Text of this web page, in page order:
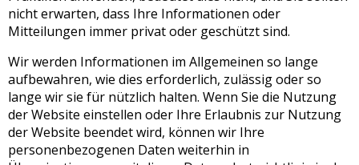
nicht erwarten, dass Ihre Informationen oder
Mitteilungen immer privat oder geschützt sind.
Wir werden Informationen im Allgemeinen so lange
aufbewahren, wie dies erforderlich, zulässig oder so
lange wir sie für nützlich halten. Wenn Sie die Nutzung
der Website einstellen oder Ihre Erlaubnis zur Nutzung
der Website beendet wird, können wir Ihre
personenbezogenen Daten weiterhin in